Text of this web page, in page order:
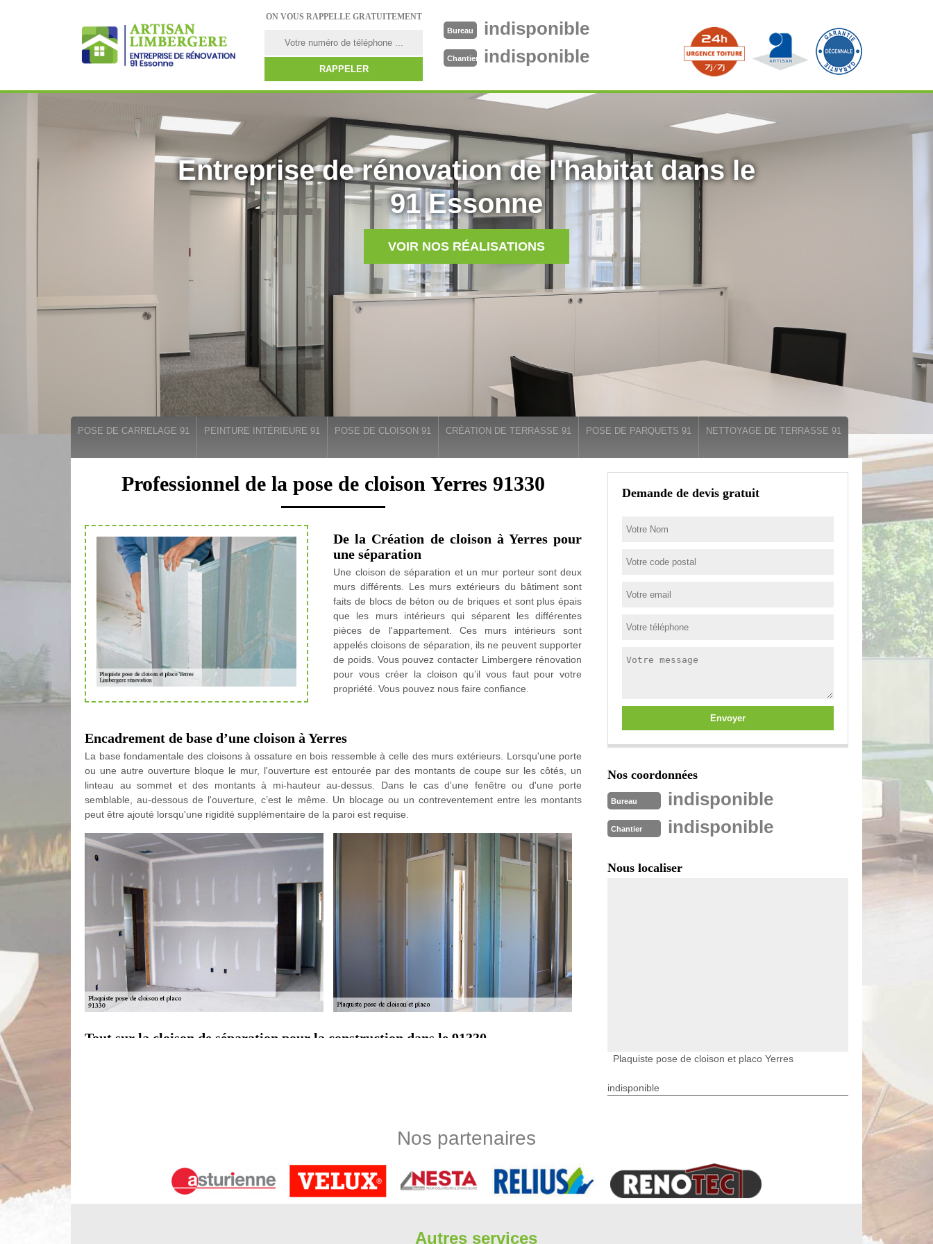
ON VOUS RAPPELLE GRATUITEMENT
Bureau indisponible
Chantier indisponible
Entreprise de rénovation de l'habitat dans le
91 Essonne
VOIR NOS RÉALISATIONS
POSE DE CARRELAGE 91 PEINTURE INTÉRIEURE 91 POSE DE CLOISON 91 CRÉATION DE TERRASSE 91 POSE DE PARQUETS 91 NETTOYAGE DE TERRASSE 91
Professionnel de la pose de cloison Yerres 91330
De la Création de cloison à Yerres pour
une séparation
Une cloison de séparation et un mur porteur sont deux
murs différents. Les murs extérieurs du bâtiment sont
faits de blocs de béton ou de briques et sont plus épais
que les murs intérieurs qui séparent les différentes
pièces de l'appartement. Ces murs intérieurs sont
appelés cloisons de séparation, ils ne peuvent supporter
de poids. Vous pouvez contacter Limbergere rénovation
pour vous créer la cloison qu’il vous faut pour votre
propriété. Vous pouvez nous faire confiance.
Encadrement de base d’une cloison à Yerres
La base fondamentale des cloisons à ossature en bois ressemble à celle des murs extérieurs. Lorsqu'une porte
ou une autre ouverture bloque le mur, l'ouverture est entourée par des montants de coupe sur les côtés, un
linteau au sommet et des montants à mi-hauteur au-dessus. Dans le cas d'une fenêtre ou d'une porte
semblable, au-dessous de l'ouverture, c’est le même. Un blocage ou un contreventement entre les montants
peut être ajouté lorsqu'une rigidité supplémentaire de la paroi est requise.
Tout sur la cloison de séparation pour la construction dans le 91330
le nouveau mur. Vous devrez d'abord décider où vous voulez que le nouveau mur soit placé. L'emplacement du
mur dépendra surtout de la dimension de la pièce concernée. Vous devez également décider si vous voulez
Demande de devis gratuit
Nos coordonnées
Bureau indisponible
Chantier indisponible
Nous localiser
Plaquiste pose de cloison et placo Yerres
indisponible
Nos partenaires
Autres services